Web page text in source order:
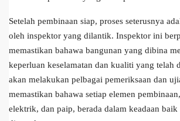
Setelah pembinaan siap, proses seterusnya
oleh inspektor yang dilantik. Inspektor ini
memastikan bahawa bangunan yang dibina
keperluan keselamatan dan kualiti yang telah
akan melakukan pelbagai pemeriksaan dan
memastikan bahawa setiap elemen
elektrik, dan paip, berada dalam keadaan baik